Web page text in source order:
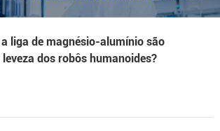
Propriedade
para a leveza dos robôs humanoides?
a liga de magnésio-alumínio são
dos robôs humanoides?